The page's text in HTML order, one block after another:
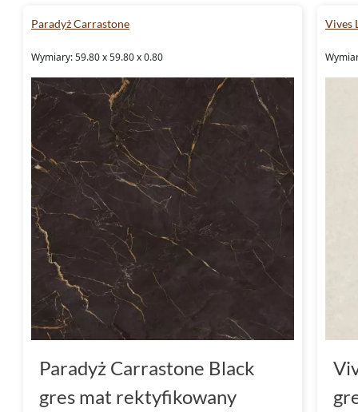
Paradyż Carrastone
Wymiary: 59.80 x 59.80 x 0.80
Paradyż Carrastone Black
gres mat rektyfikowany
Vives